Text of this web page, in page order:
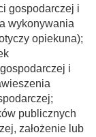
gospodarczej i
wykonywania
opiekuna);
i
publicznych
założenie lub